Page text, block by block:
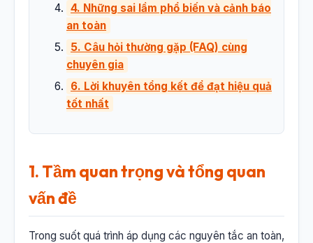
4. Những sai lầm phổ biến và cảnh báo
an toàn
5. Câu hỏi thường gặp (FAQ) cùng
chuyên gia
6. Lời khuyên tổng kết để đạt hiệu quả
tốt nhất
1. Tầm quan trọng và tổng quan
vấn đề
Trong suốt quá trình áp dụng các nguyên tắc an toàn,